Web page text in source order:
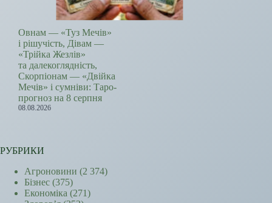
Овнам — «Туз Мечів»
і рішучість, Дівам —
«Трійка Жезлів»
та далекоглядність,
Скорпіонам — «Двійка
Мечів» і сумніви: Таро-
прогноз на 8 серпня
08.08.2026
РУБРИКИ
Агроновини (2 374)
Бізнес (375)
Економіка (271)